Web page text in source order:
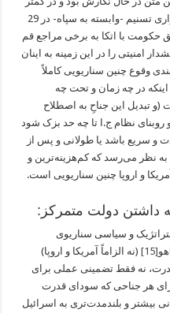
از یک هفته از شروع رسمی جنگ، خبرگزاری تسنیم -وابسته به سپاه- در 29
حکومت با اتکا به برخی مراجع قم
امنیتی را در این زمینه به اینان
وقوع چنین سناریویی کاملاً
در چه زمان و تحت چه
تبدیل این جناحِ به اصطلاح
نظام ج.ا تا چه حد بزک شود
و سریع باشد یا طولانی و پس از
نظر می‌رسد که کم‌هزینه‌ترین و
و اروپا چنین سناریویی است.
داشتن دولت متمرکز:
و سیاسی سناریوی
[15]
(نه الزاماً آمریکا و اروپا)
نه فقط تضمینی عملی برای
هر جناحی که سودای قدرت
بیشتر و بلندمدت‌تری به اسرائیل